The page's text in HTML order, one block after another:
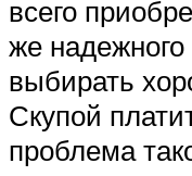
всего
же
выбирать
Скупой
проблема